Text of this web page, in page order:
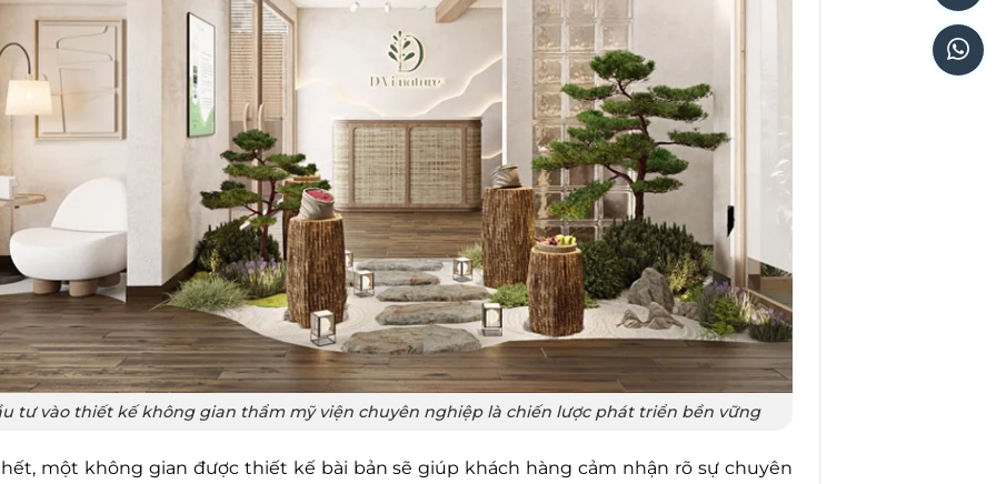
tư vào thiết kế không gian thẩm mỹ viện chuyên nghiệp là chiến lược phát triển bền vững
một không gian được thiết kế bài bản sẽ giúp khách hàng cảm nhận rõ sự chuyên